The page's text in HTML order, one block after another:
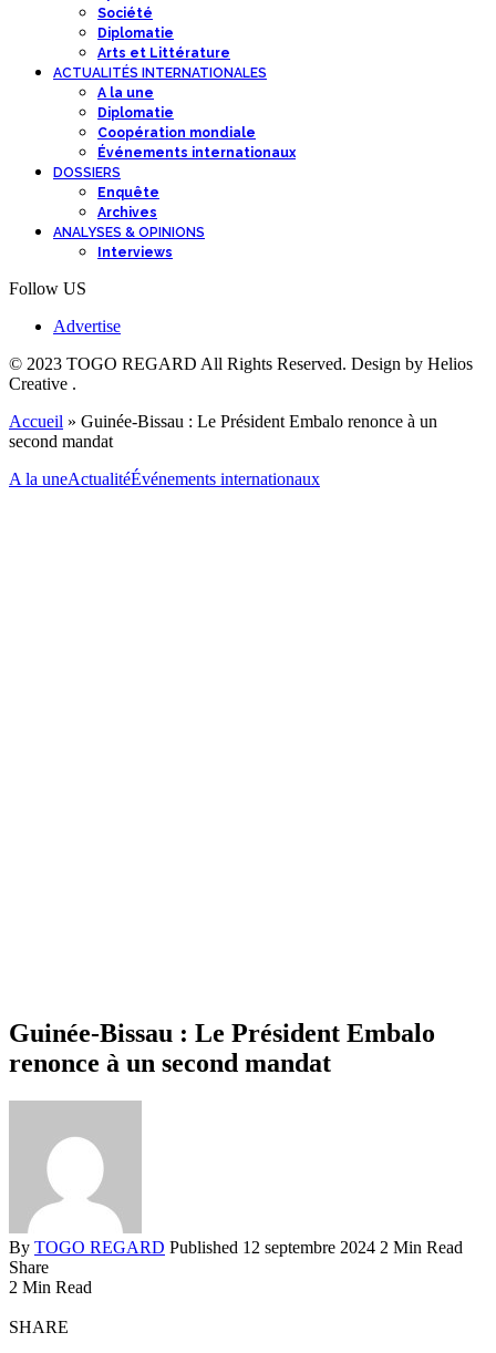
Société
Diplomatie
Arts et Littérature
ACTUALITÉS INTERNATIONALES
A la une
Diplomatie
Coopération mondiale
Événements internationaux
DOSSIERS
Enquête
Archives
ANALYSES & OPINIONS
Interviews
Follow US
Advertise
© 2023 TOGO REGARD All Rights Reserved. Design by Helios
Creative .
Accueil » Guinée-Bissau : Le Président Embalo renonce à un
second mandat
A la uneActualitéÉvénements internationaux
Guinée-Bissau : Le Président Embalo
renonce à un second mandat
By TOGO REGARD Published 12 septembre 2024 2 Min Read
Share
2 Min Read
SHARE